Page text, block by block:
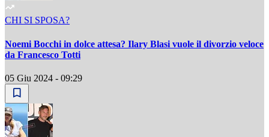
CHI SI SPOSA?
Noemi Bocchi in dolce attesa? Ilary Blasi vuole il divorzio veloce
da Francesco Totti
05 Giu 2024 - 09:29